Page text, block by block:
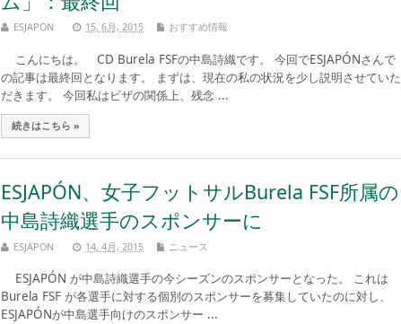
ESJAPON 15, 6月, 2015 おすすめ情報
こんにちは。 CD Burela FSFの中島詩織です。 今回でESJAPÓNさんで
の記事は最終回となります。 まずは、現在の私の状況を少し説明させていた
だきます。 今回私はビザの関係上、残念 ...
続きはこちら »
ESJAPÓN、女子フットサルBurela FSF所属の
中島詩織選手のスポンサーに
ESJAPON 14, 4月, 2015 ニュース
ESJAPÓN が中島詩織選手の今シーズンのスポンサーとなった。 これは
Burela FSF が各選手に対する個別のスポンサーを募集していたのに対し、
ESJAPÓNが中島選手向けのスポンサー ...